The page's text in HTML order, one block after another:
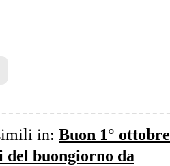
in: Buon 1° ottobre
del buongiorno da